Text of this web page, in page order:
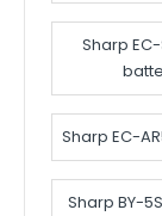
Sharp
Sharp EC-
Sharp BY-